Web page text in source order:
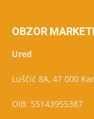
OBZOR
Ured
Luščić 8A, 47 000
OIB: 55143955387